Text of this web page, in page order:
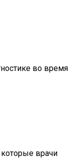
во время
врачи